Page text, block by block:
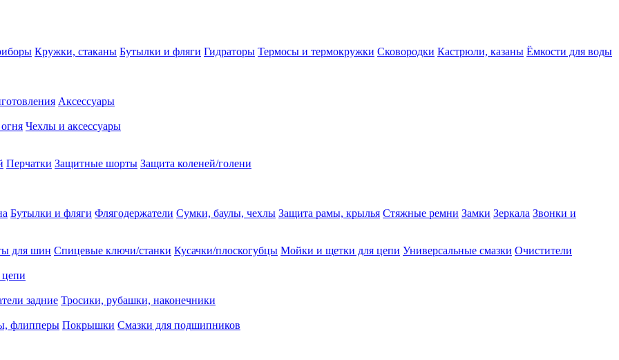
Кружки, стаканы Бутылки и фляги Гидраторы Термосы и термокружки Сковородки Кастрюли, казаны Ёмкости для воды
Аксессуары
Чехлы и аксессуары
Перчатки Защитные шорты Защита коленей/голени
Бутылки и фляги Флягодержатели Сумки, баулы, чехлы Защита рамы, крылья Стяжные ремни Замки Зеркала Звонки и
для шин Спицевые ключи/станки Кусачки/плоскогубцы Мойки и щетки для цепи Универсальные смазки Очистители
задние Тросики, рубашки, наконечники
флипперы Покрышки Смазки для подшипников